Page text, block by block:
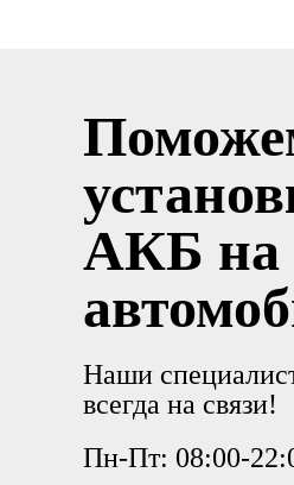
АКБ на
Наши
всегда на связи!
Пн-Пт: 08:00-